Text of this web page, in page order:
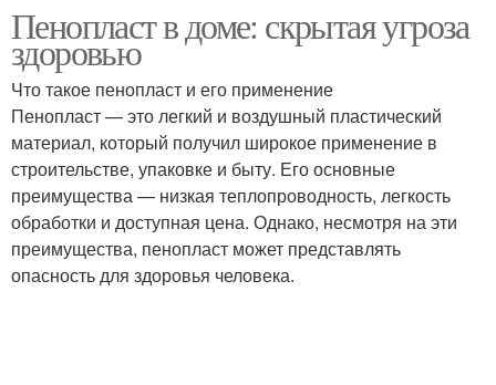
пенопласта
Ядовитые вещества
Вещества при
нормальных условиях
Вещества при нагреве
Вещества из
пеноплекса
Вещества при
Пенопласт в доме: скрытая угроза
здоровью
Что такое пенопласт и его применение
Пенопласт — это легкий и воздушный пластический
материал, который получил широкое применение в
строительстве, упаковке и быту. Его основные
преимущества — низкая теплопроводность, легкость
обработки и доступная цена. Однако, несмотря на эти
преимущества, пенопласт может представлять
опасность для здоровья человека.